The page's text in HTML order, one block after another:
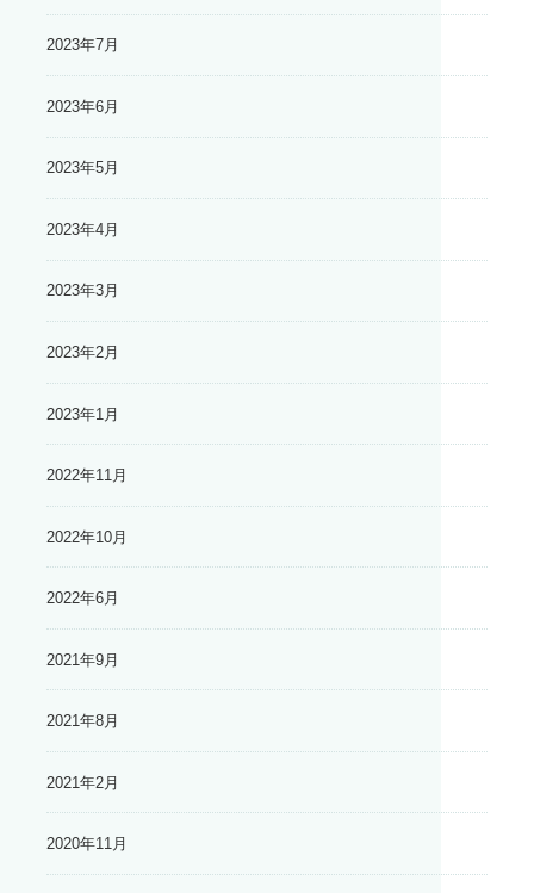
2023年7月
2023年6月
2023年5月
2023年4月
2023年3月
2023年2月
2023年1月
2022年11月
2022年10月
2022年6月
2021年9月
2021年8月
2021年2月
2020年11月